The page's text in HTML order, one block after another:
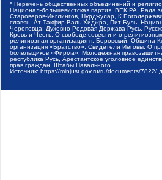
* Перечень общественных объединений и
Национал-большевистская партия, ВЕК РА, Рада
Староверов-Инглингов, Нурджулар, К
славян, Ат-Такфир Валь-Хиджра, Пит Буль,
Череповца, Духовно-Родовая Держава Русь,
Кровь и Честь, О свободе совести и о
религиозная организация п. Боровский, Община
организация «Братство», Свидетели Иеговы, О
болельщиков «Фирма», Молодежная
республика Русь, Арестантское уголовное
прав граждан, Штабы Навального
Источник: https://minjust.gov.ru/ru/documents/7822/